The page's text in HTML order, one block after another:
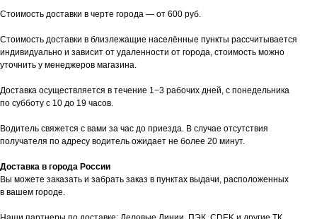
Стоимость доставки в черте города — от 600 руб.
Стоимость доставки в близлежащие населённые пункты рассчитывается
индивидуально и зависит от удаленности от города, стоимость можно
уточнить у менеджеров магазина.
Доставка осуществляется в течение 1−3 рабочих дней, с понедельника
по субботу с 10 до 19 часов.
Водитель свяжется с вами за час до приезда. В случае отсутствия
получателя по адресу водитель ожидает не более 20 минут.
Доставка в города России
Вы можете заказать и забрать заказ в пунктах выдачи, расположенных
в вашем городе.